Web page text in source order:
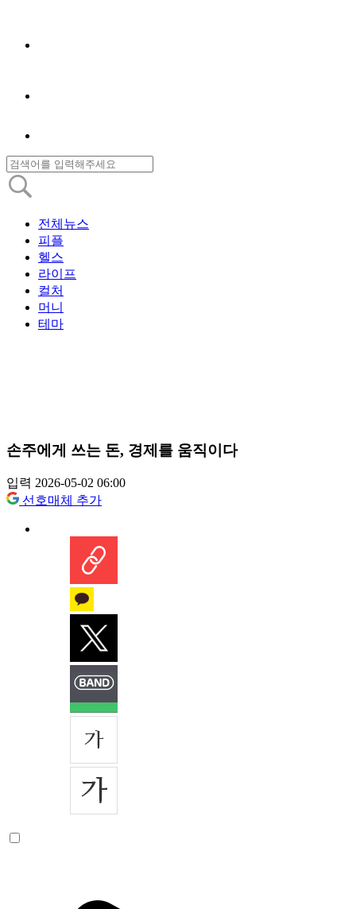
전체뉴스
피플
헬스
라이프
컬처
머니
테마
손주에게 쓰는 돈, 경제를 움직이다
입력 2026-05-02 06:00
선호매체 추가